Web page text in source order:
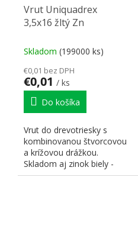
Vrut Uniquadrex
3,5x16 žltý Zn
Skladom (199000 ks)
€0,01 bez DPH
€0,01 / ks
Do košíka
Vrut do drevotriesky s
kombinovanou štvorcovou
a krížovou drážkou.
Skladom aj zinok biely -
103438.